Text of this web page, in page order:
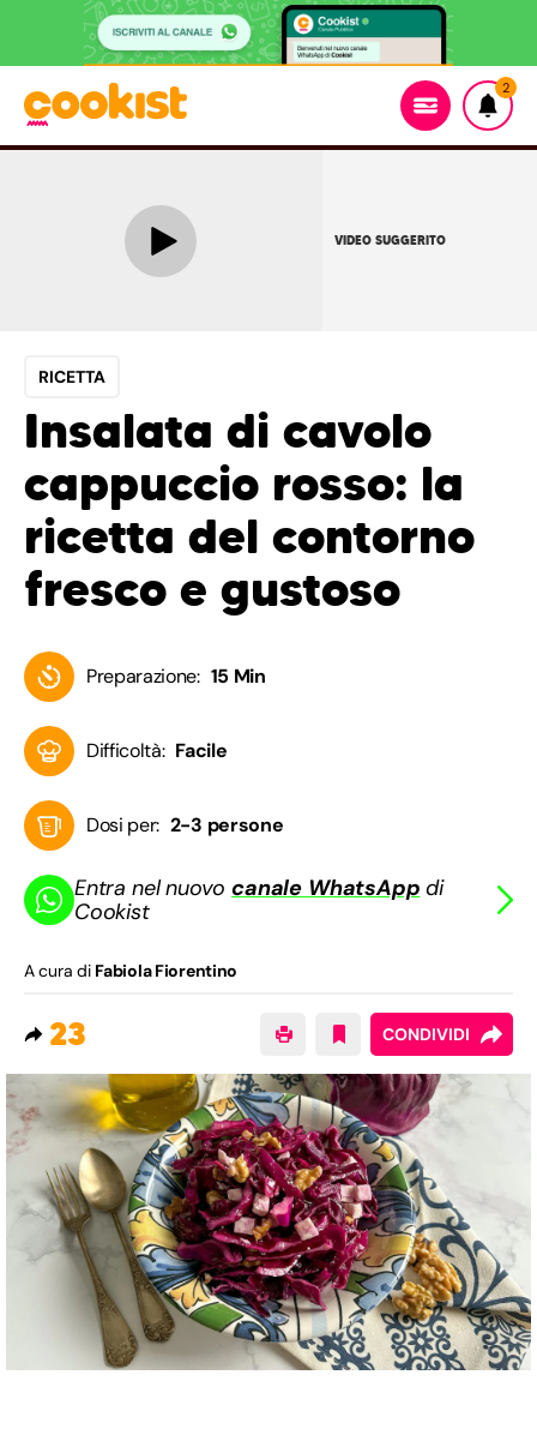
2
VIDEO SUGGERITO
RICETTA
Insalata di cavolo
cappuccio rosso: la
ricetta del contorno
fresco e gustoso
Preparazione: 15 Min
Difficoltà: Facile
Dosi per: 2-3 persone
Entra nel nuovocanale WhatsApp di
Cookist
A cura di Fabiola Fiorentino
23 CONDIVIDI